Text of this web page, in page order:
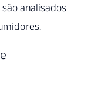
analisados